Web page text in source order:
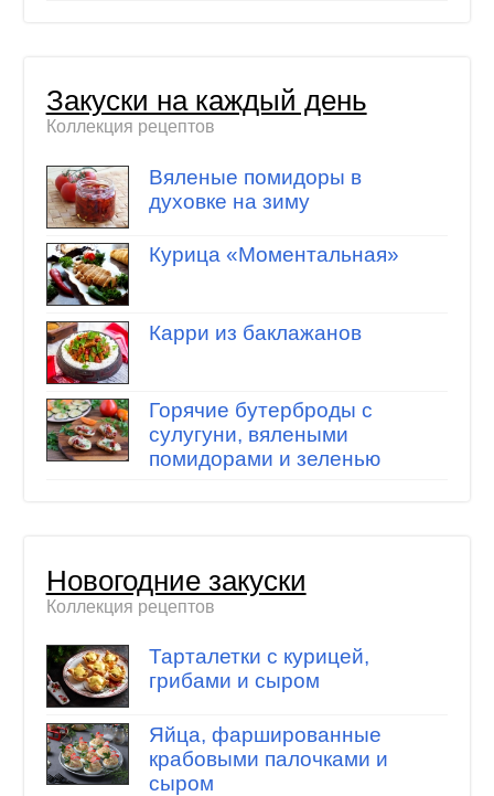
Закуски на каждый день
Коллекция рецептов
Вяленые помидоры в
духовке на зиму
Курица «Моментальная»
Карри из баклажанов
Горячие бутерброды с
сулугуни, вялеными
помидорами и зеленью
Новогодние закуски
Коллекция рецептов
Тарталетки с курицей,
грибами и сыром
Яйца, фаршированные
крабовыми палочками и
сыром